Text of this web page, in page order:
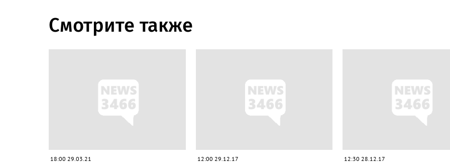
Смотрите также
18:00 29.03.21 12:00 29.12.17 12:30 28.12.17